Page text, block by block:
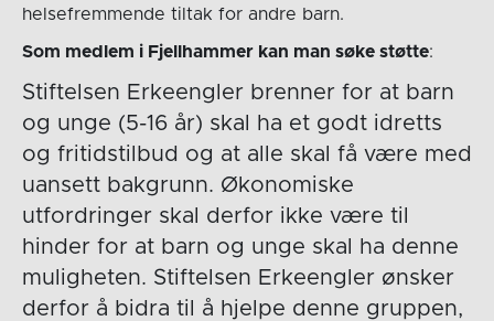
helsefremmende tiltak for andre barn.
Som medlem i Fjellhammer kan man søke støtte:
Stiftelsen Erkeengler brenner for at barn
og unge (5-16 år) skal ha et godt idretts
og fritidstilbud og at alle skal få være med
uansett bakgrunn. Økonomiske
utfordringer skal derfor ikke være til
hinder for at barn og unge skal ha denne
muligheten. Stiftelsen Erkeengler ønsker
derfor å bidra til å hjelpe denne gruppen,